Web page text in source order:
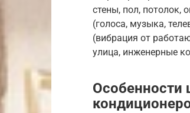
стены, пол,
(голоса, музыка,
(вибрация от
улица, инженерные